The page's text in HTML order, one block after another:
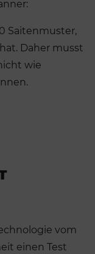
Saitenmuster,
Daher musst
wie
vom
einen Test